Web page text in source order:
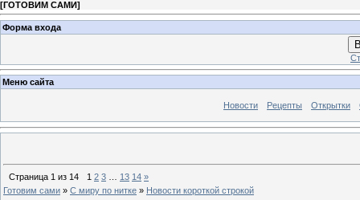
[ГОТОВИМ САМИ]
Форма входа
Меню сайта
Новости Рецепты Открытки
Страница 1 из 14 1 2 3 13 14 »
Готовим сами » С миру по нитке » Новости короткой строкой